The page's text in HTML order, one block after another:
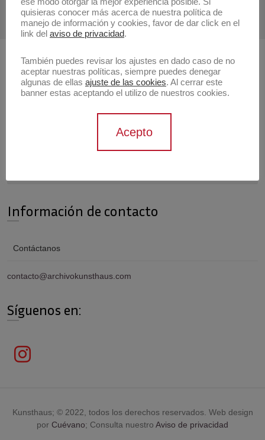
Publicación
siguiente:
Buscar
Buscar
Información de contacto
Contáctanos
contacto@archivokunsthaus.com
Síguenos en:
Kunsthaus; © 2022, todos los derechos reservados. Web design
por Cuévano; Consulta nuestro Aviso de privacidad
quisieras conocer más acerca de nuestra política de
manejo de información y cookies, favor de dar click en el
link del aviso de privacidad.
También puedes revisar los ajustes en dado caso de no
aceptar nuestras políticas, siempre puedes denegar
algunas de ellas ajuste de las cookies. Al cerrar este
banner estas aceptando el utilizo de nuestros cookies.
Acepto